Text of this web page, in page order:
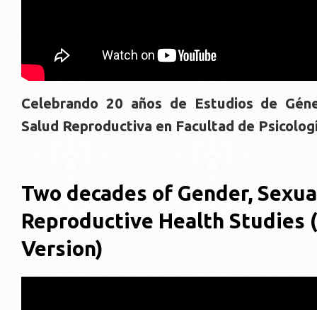
Celebrando 20 años de Estudios de
Salud Reproductiva en Facultad de
Two decades of Gender,
Reproductive Health Studies
Version)